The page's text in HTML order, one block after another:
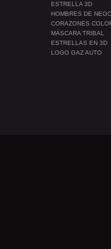
ESTRELLA 3D
HOMBRES DE
CORAZONES
MÁSCARA TRIBAL
ESTRELLAS EN 3D
LOGO GAZ AUTO